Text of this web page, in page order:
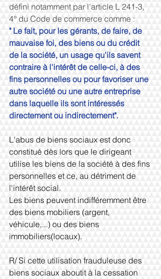
défini notamment par l'article L 241-3,
4° du Code de commerce comme :
" Le fait, pour les gérants, de faire, de
mauvaise foi, des biens ou du crédit
de la société, un usage qu'ils savent
contraire à l'intérêt de celle-ci, à des
fins personnelles ou pour favoriser une
autre société ou une autre entreprise
dans laquelle ils sont intéressés
directement ou indirectement".
L'abus de biens sociaux est donc
constitué dès lors que le dirigeant
utilise les biens de la société à des fins
personnelles et ce, au détriment de
l'intérêt social.
Les biens peuvent indifféremment être
des biens mobiliers (argent,
véhicule,...) ou des biens
immobiliers(locaux).
R/ Si cette utilisation frauduleuse des
biens sociaux aboutit à la cessation